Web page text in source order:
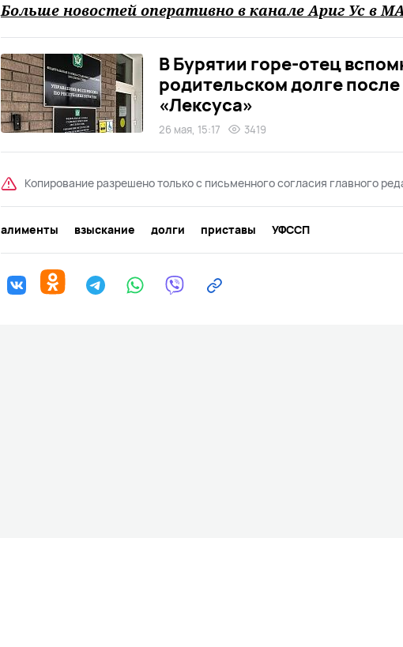
Больше новостей оперативно в канале Ариг Ус в
В Бурятии горе-отец
родительском долге после
«Лексуса»
26 мая, 15:17 3419
Копирование разрешено только с письменного согласия главного
алименты взыскание долги приставы УФССП